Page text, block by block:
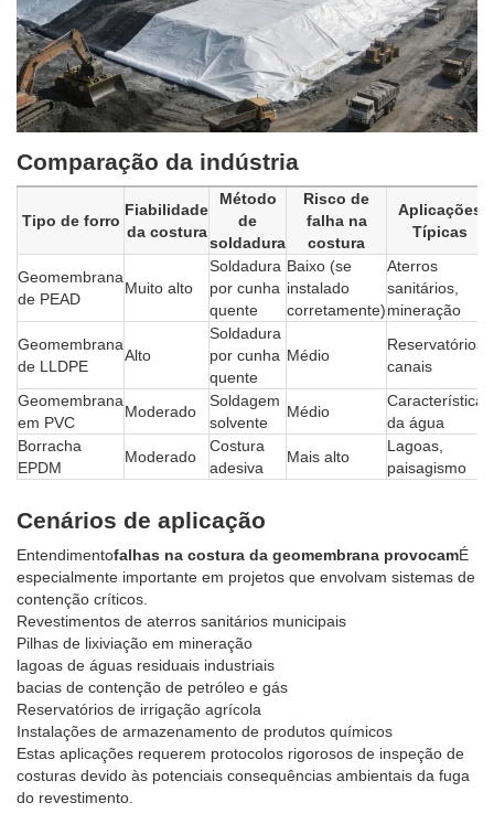
Comparação da indústria
Tipo de forro
Fiabilidade
da costura
Método
de
soldadura
Risco de
falha na
costura
Aplicações
Típicas
Geomembrana
de PEAD
Muito alto
Soldadura
por cunha
quente
Baixo (se
instalado
corretamente)
Aterros
sanitários,
mineração
Geomembrana
de LLDPE
Alto
Soldadura
por cunha
quente
Médio
Reservatórios,
canais
Geomembrana
em PVC
Moderado
Soldagem
solvente
Médio
Características
da água
Borracha
EPDM
Moderado
Costura
adesiva
Mais alto
Lagoas,
paisagismo
Cenários de aplicação
Entendimentofalhas na costura da geomembrana provocamÉ
especialmente importante em projetos que envolvam sistemas de
contenção críticos.
Revestimentos de aterros sanitários municipais
Pilhas de lixiviação em mineração
lagoas de águas residuais industriais
bacias de contenção de petróleo e gás
Reservatórios de irrigação agrícola
Instalações de armazenamento de produtos químicos
Estas aplicações requerem protocolos rigorosos de inspeção de
costuras devido às potenciais consequências ambientais da fuga
do revestimento.